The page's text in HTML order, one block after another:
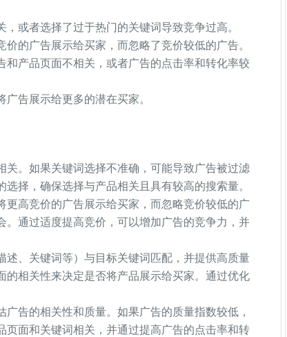
或者选择了过于热门的关键词导致竞争过高。
的广告展示给买家，而忽略了竞价较低的广告。
产品页面不相关，或者广告的点击率和转化率较
告展示给更多的潜在买家。
。如果关键词选择不准确，可能导致广告被过滤
择，确保选择与产品相关且具有较高的搜索量。
高竞价的广告展示给买家，而忽略竞价较低的广
通过适度提高竞价，可以增加广告的竞争力，并
、关键词等）与目标关键词匹配，并提供高质量
相关性来决定是否将产品展示给买家。通过优化
告的相关性和质量。如果广告的质量指数较低，
面和关键词相关，并通过提高广告的点击率和转